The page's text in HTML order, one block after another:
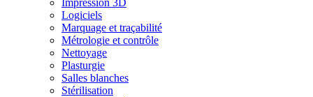
Logiciels
Marquage et traçabilité
Métrologie et contrôle
Nettoyage
Plasturgie
Salles blanches
Stérilisation